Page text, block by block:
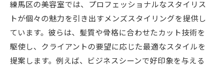
練馬区の美容室で安心して挑戦できるメンズス
タイル
挑戦が楽しい！新しいスタイルの提案
プロのアドバイスで安心のスタイルチェン
練馬区の美容室では、プロフェッショナルなスタイリス
トが個々の魅力を引き出すメンズスタイリングを提供し
ています。彼らは、髪質や骨格に合わせたカット技術を
駆使し、クライアントの要望に応じた最適なスタイルを
提案します。例えば、ビジネスシーンで好印象を与える